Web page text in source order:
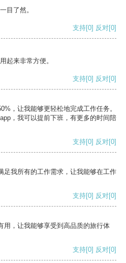
目了然。
支持[0] 反对[0]
起来非常方便。
支持[0] 反对[0]
，让我能够更轻松地完成工作任务。
，我可以提前下班，有更多的时间陪
支持[0] 反对[0]
足我所有的工作需求，让我能够在工作
支持[0] 反对[0]
用，让我能够享受到高品质的旅行体
支持[0] 反对[0]